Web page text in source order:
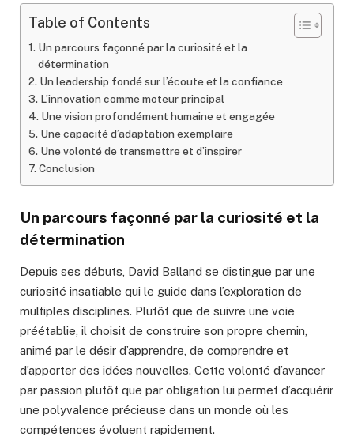
Table of Contents
Un parcours façonné par la curiosité et la
détermination
Un leadership fondé sur l’écoute et la confiance
L’innovation comme moteur principal
Une vision profondément humaine et engagée
Une capacité d’adaptation exemplaire
Une volonté de transmettre et d’inspirer
Conclusion
Un parcours façonné par la curiosité et la
détermination
Depuis ses débuts, David Balland se distingue par une
curiosité insatiable qui le guide dans l’exploration de
multiples disciplines. Plutôt que de suivre une voie
préétablie, il choisit de construire son propre chemin,
animé par le désir d’apprendre, de comprendre et
d’apporter des idées nouvelles. Cette volonté d’avancer
par passion plutôt que par obligation lui permet d’acquérir
une polyvalence précieuse dans un monde où les
compétences évoluent rapidement.